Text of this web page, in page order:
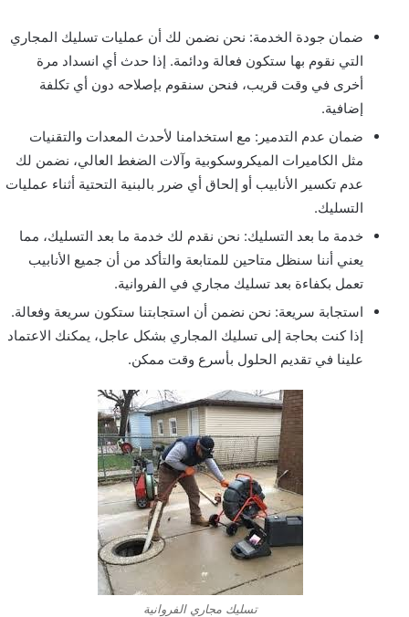
ضمان جودة الخدمة: نحن نضمن لك أن عمليات تسليك المجاري
التي نقوم بها ستكون فعالة ودائمة. إذا حدث أي انسداد مرة
أخرى في وقت قريب، فنحن سنقوم بإصلاحه دون أي تكلفة
إضافية.
ضمان عدم التدمير: مع استخدامنا لأحدث المعدات والتقنيات
مثل الكاميرات الميكروسكوبية وآلات الضغط العالي، نضمن لك
عدم تكسير الأنابيب أو إلحاق أي ضرر بالبنية التحتية أثناء عمليات
التسليك.
خدمة ما بعد التسليك: نحن نقدم لك خدمة ما بعد التسليك، مما
يعني أننا سنظل متاحين للمتابعة والتأكد من أن جميع الأنابيب
تعمل بكفاءة بعد تسليك مجاري في الفروانية.
استجابة سريعة: نحن نضمن أن استجابتنا ستكون سريعة وفعالة.
إذا كنت بحاجة إلى تسليك المجاري بشكل عاجل، يمكنك الاعتماد
علينا في تقديم الحلول بأسرع وقت ممكن.
تسليك مجاري الفروانية